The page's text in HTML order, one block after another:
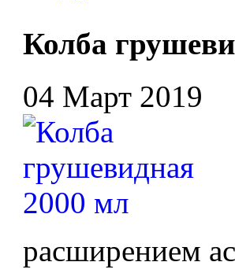
Колба
04 Март 2019
расширением